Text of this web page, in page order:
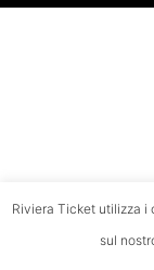
Riviera Ticket utilizza i
sul